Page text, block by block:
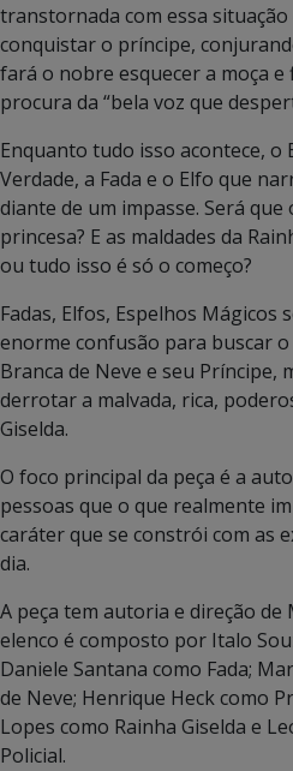
transtornada com essa
conquistar o príncipe,
fará o nobre esquecer a moça
procura da “bela voz que
Enquanto tudo isso acontece, o
Verdade, a Fada e o Elfo que
diante de um impasse. Será
princesa? E as maldades da
ou tudo isso é só o começo?
Fadas, Elfos, Espelhos Mágicos
enorme confusão para buscar
Branca de Neve e seu Príncipe,
derrotar a malvada, rica,
Giselda.
O foco principal da peça é a
pessoas que o que realmente
caráter que se constrói com as
dia.
A peça tem autoria e direção
elenco é composto por Italo
Daniele Santana como Fada;
de Neve; Henrique Heck como
Lopes como Rainha Giselda e
Policial.